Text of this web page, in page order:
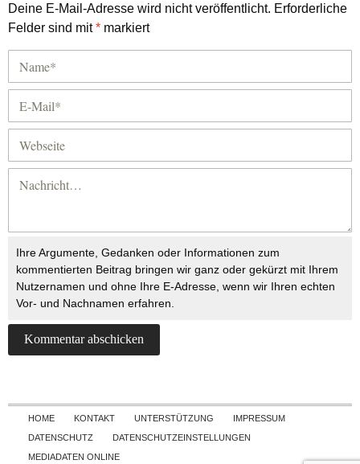
Deine E-Mail-Adresse wird nicht veröffentlicht. Erforderliche
Felder sind mit* markiert
Ihre Argumente, Gedanken oder Informationen zum
kommentierten Beitrag bringen wir ganz oder gekürzt mit Ihrem
Nutzernamen und ohne Ihre E-Adresse, wenn wir Ihren echten
Vor- und Nachnamen erfahren.
Skip to content
HOME KONTAKT UNTERSTÜTZUNG
IMPRESSUM
DATENSCHUTZ
DATENSCHUTZEINSTELLUNGEN
MEDIADATEN ONLINE